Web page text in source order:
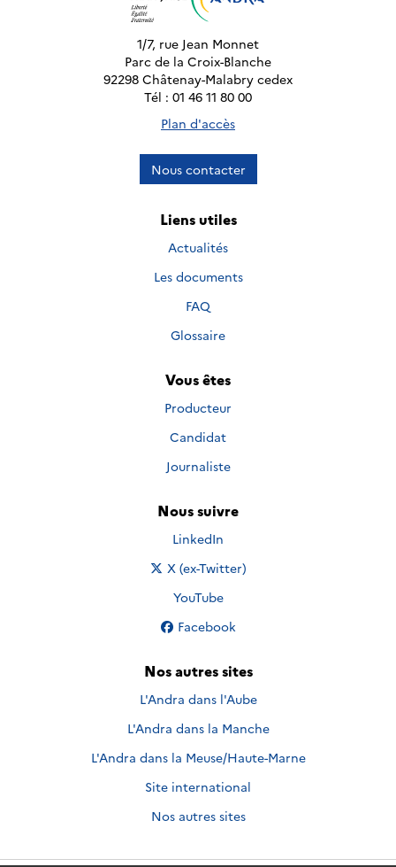
1/7, rue Jean Monnet
Parc de la Croix-Blanche
92298 Châtenay-Malabry cedex
Tél : 01 46 11 80 00
Plan d'accès
Nous contacter
Liens utiles
Actualités
Les documents
FAQ
Glossaire
Vous êtes
Producteur
Candidat
Journaliste
Nous suivre
Nous suivre sur
LinkedIn
Nous suivre sur
X (ex-Twitter)
Nous suivre sur
YouTube
Nous suivre sur
Facebook
Nos autres sites
L'Andra dans l'Aube
L'Andra dans la Manche
L'Andra dans la Meuse/Haute-Marne
Site international
Nos autres sites